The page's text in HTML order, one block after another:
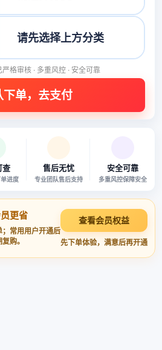
格审核 · 多重风控 · 安全可靠
查
进度
售后无忧
专业团队售后支持
安全可靠
多重风控保障安全
更省
常用用户开通后
购。
查看会员权益
先下单体验，满意后再开通